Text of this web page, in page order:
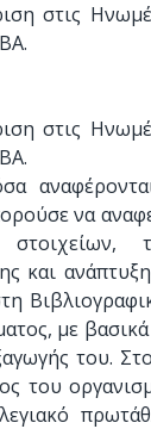
στις
στις
να
και
με βασικά
του.
του